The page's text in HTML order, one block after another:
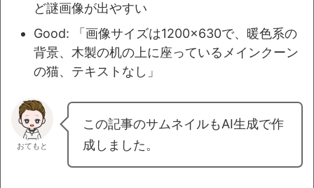
ど謎画像が出やすい
Good: 「画像サイズは1200×630で、暖色系の
背景、木製の机の上に座っているメインクーン
の猫、テキストなし」
おてもと
この記事のサムネイルもAI生成で作
成しました。